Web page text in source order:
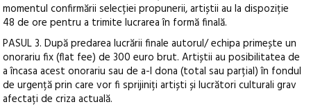
momentul confirmării selecției propunerii, artiștii au la dispoziție
48 de ore pentru a trimite lucrarea în formă finală.
PASUL 3. După predarea lucrării finale autorul/ echipa primește un
onorariu fix (flat fee) de 300 euro brut. Artiștii au posibilitatea de
a încasa acest onorariu sau de a-l dona (total sau parțial) în fondul
de urgență prin care vor fi sprijiniți artiști și lucrători culturali grav
afectați de criza actuală.